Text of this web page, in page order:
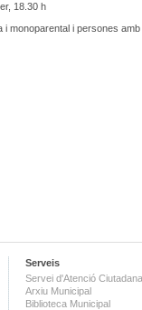
18.30 h
i monoparental i persones
Serveis
Servei d'Atenció
Arxiu Municipal
Biblioteca Municipal